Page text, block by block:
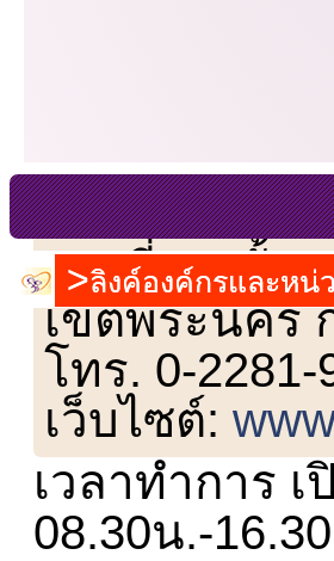
ลิงค์องค์กรและหน่
เลขที่ 23 ชั้น
เขตพระนคร
โทร. 0-2281-
เว็บไซต์:
เวลาทำการ
08.30น.-